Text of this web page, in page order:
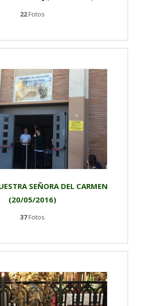
22Fotos
SEÑORA DEL CARMEN
(20/05/2016)
37Fotos